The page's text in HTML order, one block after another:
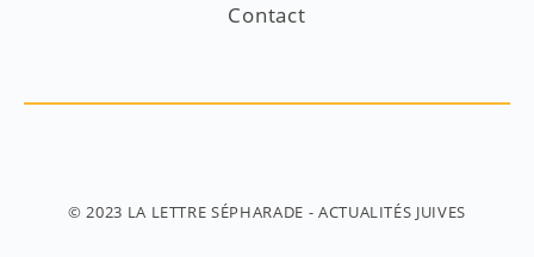
Contact
© 2023 LA LETTRE SÉPHARADE - ACTUALITÉS JUIVES